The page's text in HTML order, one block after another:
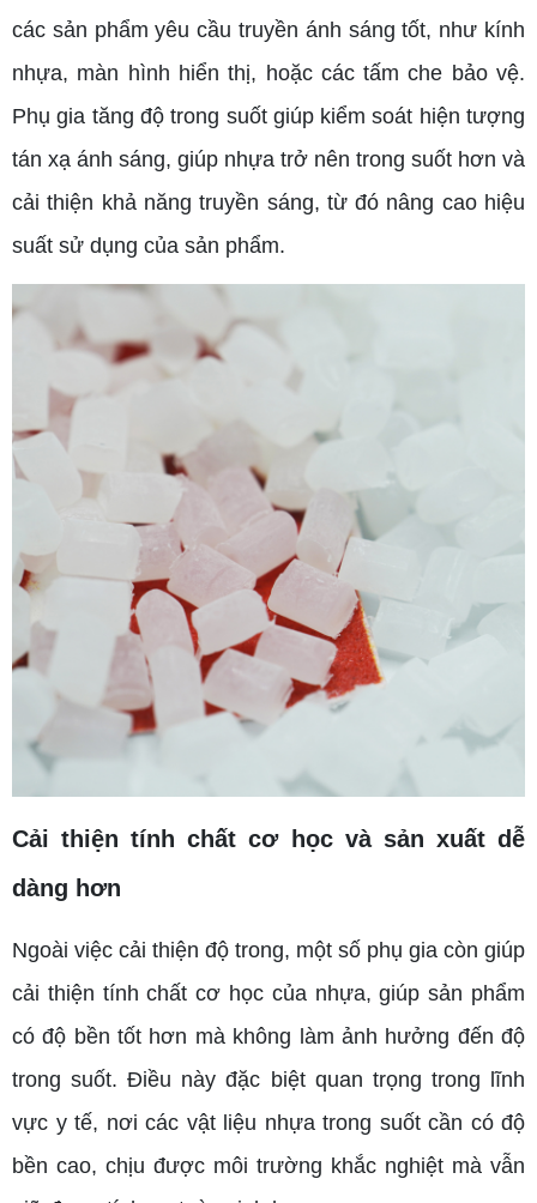
các sản phẩm yêu cầu truyền ánh sáng tốt, như kính
nhựa, màn hình hiển thị, hoặc các tấm che bảo vệ.
Phụ gia tăng độ trong suốt giúp kiểm soát hiện tượng
tán xạ ánh sáng, giúp nhựa trở nên trong suốt hơn và
cải thiện khả năng truyền sáng, từ đó nâng cao hiệu
suất sử dụng của sản phẩm.
Cải thiện tính chất cơ học và sản xuất dễ
dàng hơn
Ngoài việc cải thiện độ trong, một số phụ gia còn giúp
cải thiện tính chất cơ học của nhựa, giúp sản phẩm
có độ bền tốt hơn mà không làm ảnh hưởng đến độ
trong suốt. Điều này đặc biệt quan trọng trong lĩnh
vực y tế, nơi các vật liệu nhựa trong suốt cần có độ
bền cao, chịu được môi trường khắc nghiệt mà vẫn